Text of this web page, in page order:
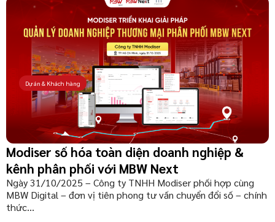
Modiser số hóa toàn diện doanh nghiệp &
kênh phân phối với MBW Next
Ngày 31/10/2025 – Công ty TNHH Modiser phối hợp cùng
MBW Digital – đơn vị tiên phong tư vấn chuyển đổi số – chính
thức...
Dự án & Khách hàng